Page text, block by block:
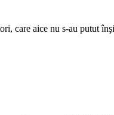
care aice nu s-au putut